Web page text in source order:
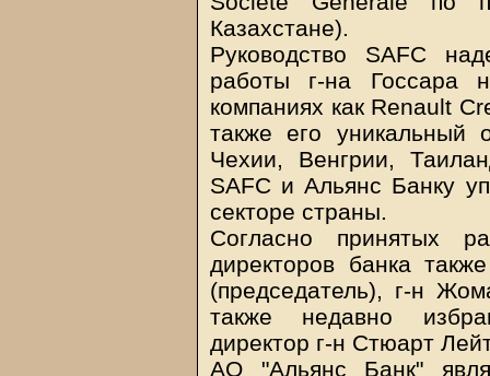
Казахстане).
Руководство SAFC
работы г-на Госсара
компаниях как Renault
также его
Чехии, Венгрии,
SAFC и Альянс Банку
секторе страны.
Согласно принятых
директоров банка
(председатель), г-н
также недавно
директор г-н Стюарт
АО "Альянс Банк"